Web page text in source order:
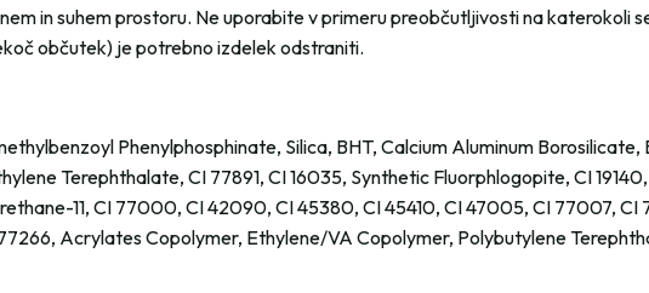
in suhem prostoru. Ne uporabite v primeru preobčutljivosti na katerokoli
občutek) je potrebno izdelek odstraniti.
Phenylphosphinate, Silica, BHT, Calcium Aluminum
Terephthalate, CI 77891, CI 16035, Synthetic Fluorphlogopite, CI 19140,
11, CI 77000, CI 42090, CI 45380, CI 45410, CI 47005, CI 77007, CI
Acrylates Copolymer, Ethylene/VA Copolymer, Polybutylene